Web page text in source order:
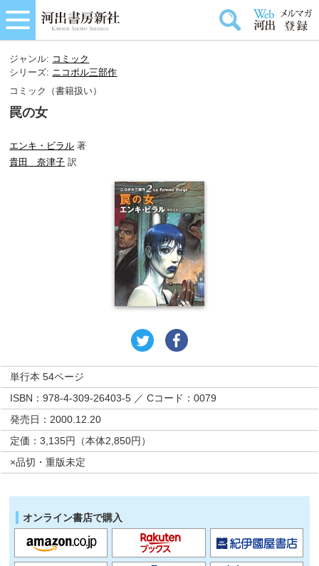
ジャンル: コミック
シリーズ: ニコポル三部作
コミック（書籍扱い）
罠の女
エンキ・ビラル 著
貴田 奈津子 訳
単行本 54ページ
ISBN：978-4-309-26403-5 ／ Cコード：0079
発売日：2000.12.20
定価：3,135円（本体2,850円）
×品切・重版未定
オンライン書店で購入